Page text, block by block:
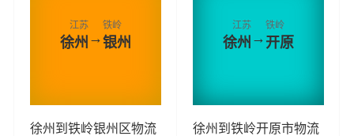
江苏
徐州 →
铁岭
银州
徐州到铁岭银州区物流
江苏
徐州 →
铁岭
开原
徐州到铁岭开原市物流